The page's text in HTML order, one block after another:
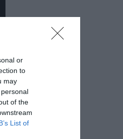
or
to
may
of the
List of